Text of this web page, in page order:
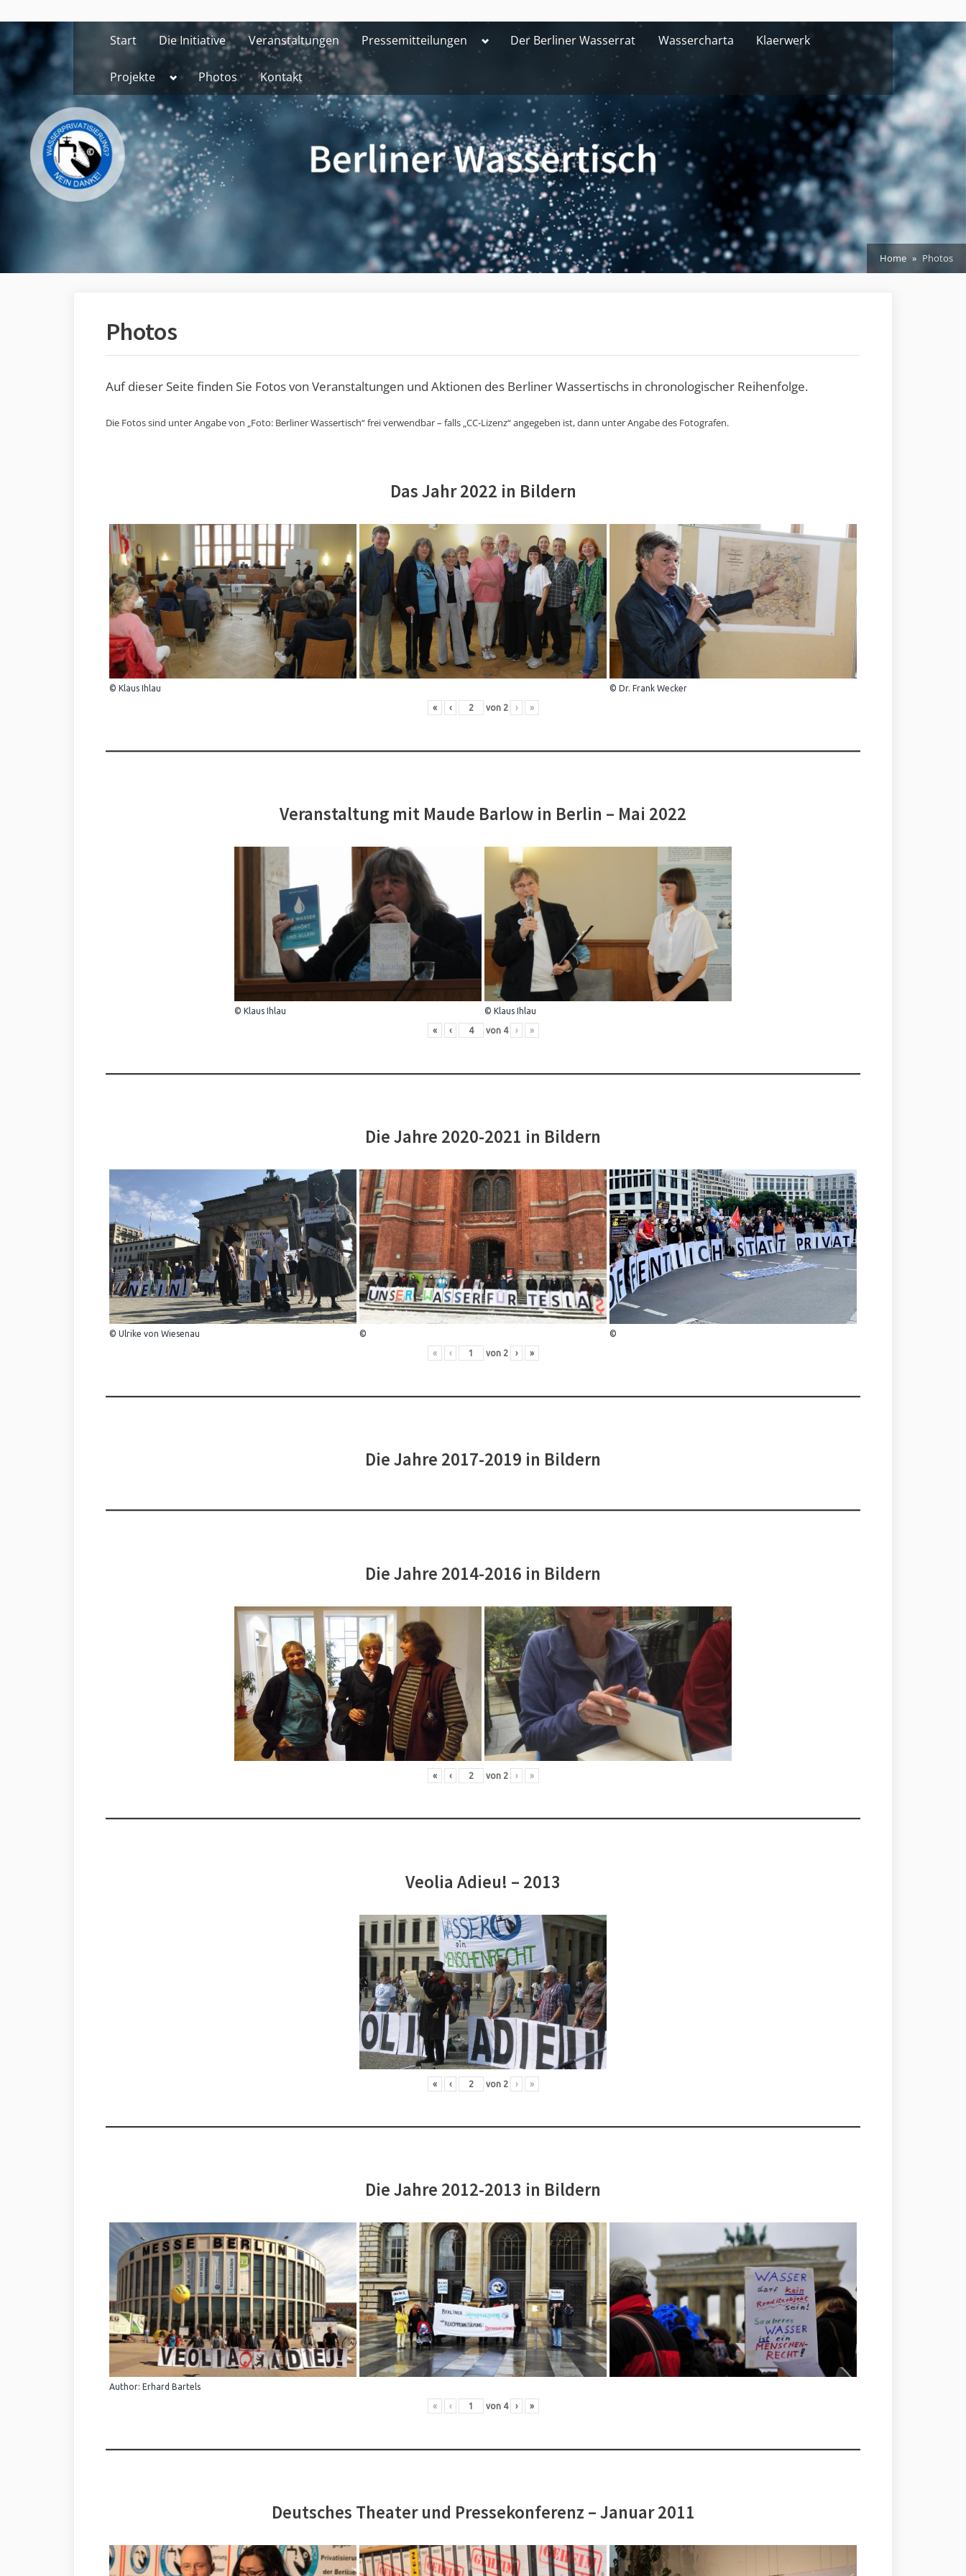
to
content
Start Die Initiative Veranstaltungen Pressemitteilungen ToggleDer Berliner Wasserrat Wassercharta Klaerwerk
Projekte Toggle
menu
Photos Kontakt
Home Photos
Photos
Auf dieser Seite finden Sie Fotos von Veranstaltungen und Aktionen des Berliner Wassertischs in chronologischer Reihenfolge.
Die Fotos sind unter Angabe von „Foto: Berliner Wassertisch“ frei verwendbar – falls „CC-Lizenz“ angegeben ist, dann unter Angabe des Fotografen.
Das Jahr 2022 in Bildern
© Klaus Ihlau © Dr. Frank Wecker
« ‹ von 2 › »
Veranstaltung mit Maude Barlow in Berlin – Mai 2022
© Klaus Ihlau © Klaus Ihlau
« ‹ von 4 › »
Die Jahre 2020-2021 in Bildern
© Ulrike von Wiesenau © ©
« ‹ von 2 › »
Die Jahre 2017-2019 in Bildern
Die Jahre 2014-2016 in Bildern
« ‹ von 2 › »
Veolia Adieu! – 2013
« ‹ von 2 › »
Die Jahre 2012-2013 in Bildern
Author: Erhard Bartels
« ‹ von 4 › »
Deutsches Theater und Pressekonferenz – Januar 2011